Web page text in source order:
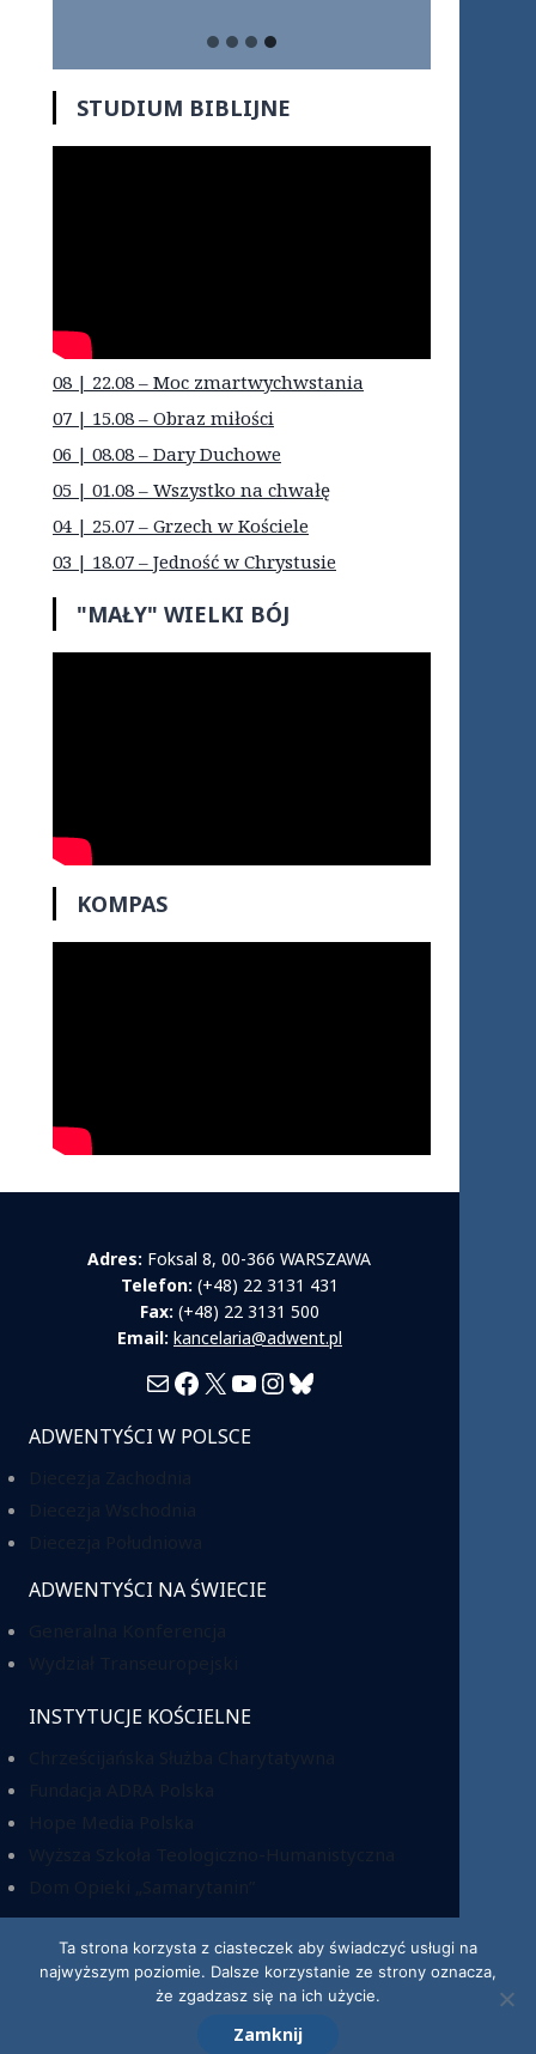
STUDIUM BIBLIJNE
08 | 22.08 – Moc zmartwychwstania
07 | 15.08 – Obraz miłości
06 | 08.08 – Dary Duchowe
05 | 01.08 – Wszystko na chwałę
04 | 25.07 – Grzech w Kościele
03 | 18.07 – Jedność w Chrystusie
"MAŁY" WIELKI BÓJ
KOMPAS
Adres: Foksal 8, 00-366 WARSZAWA
Telefon: (+48) 22 3131 431
Fax: (+48) 22 3131 500
Email: kancelaria@adwent.pl
MailFacebook
X YouTube
Instagram
Bluesky
ADWENTYŚCI W POLSCE
ADWENTYŚCI NA ŚWIECIE
INSTYTUCJE KOŚCIELNE
KRS: 0000220518
Ta strona korzysta z ciasteczek aby świadczyć usługi na
najwyższym poziomie. Dalsze korzystanie ze strony oznacza,
że zgadzasz się na ich użycie.
Zamknij